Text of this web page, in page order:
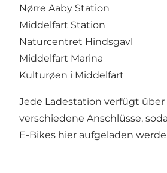
Nørre Aaby Station
Middelfart Station
Naturcentret Hindsgavl
Middelfart Marina
Kulturøen i Middelfart
Jede Ladestation verfügt über
verschiedene Anschlüsse,
E-Bikes hier aufgeladen